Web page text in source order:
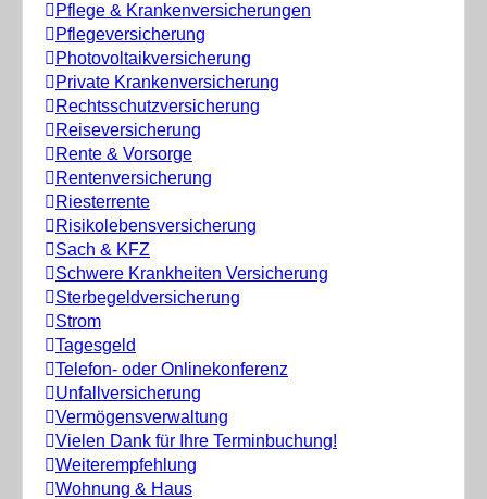
Pflege & Krankenversicherungen
Pflegeversicherung
Photovoltaikversicherung
Private Krankenversicherung
Rechtsschutzversicherung
Reiseversicherung
Rente & Vorsorge
Rentenversicherung
Riesterrente
Risikolebensversicherung
Sach & KFZ
Schwere Krankheiten Versicherung
Sterbegeldversicherung
Strom
Tagesgeld
Telefon- oder Onlinekonferenz
Unfallversicherung
Vermögensverwaltung
Vielen Dank für Ihre Terminbuchung!
Weiterempfehlung
Wohnung & Haus